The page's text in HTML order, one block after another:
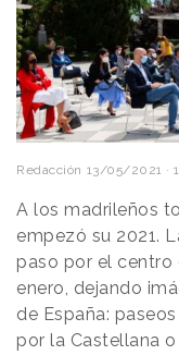
Redacción 13/05/2021 ·
A los madrileños
empezó su 2021.
paso por el centro
enero, dejando
de España:
por la Castellana